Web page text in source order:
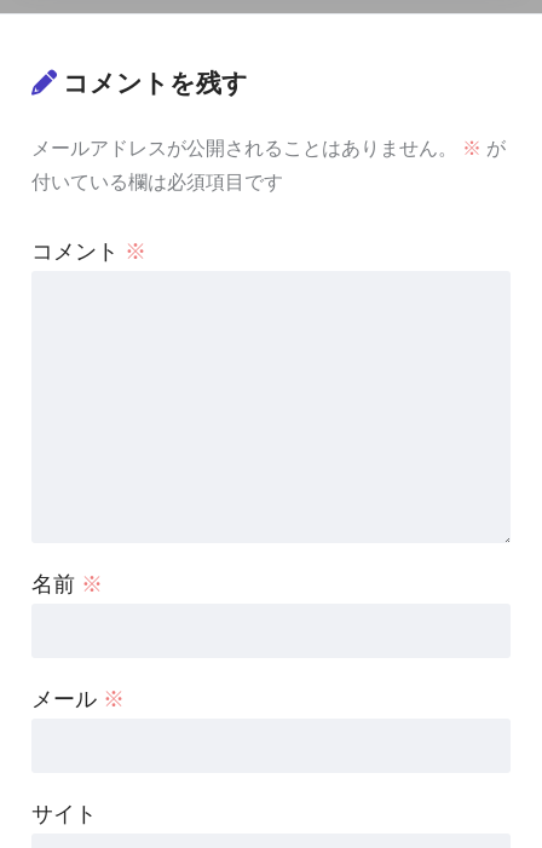
コメントを残す
メールアドレスが公開されることはありません。 ※ が
付いている欄は必須項目です
コメント ※
名前 ※
メール ※
サイト